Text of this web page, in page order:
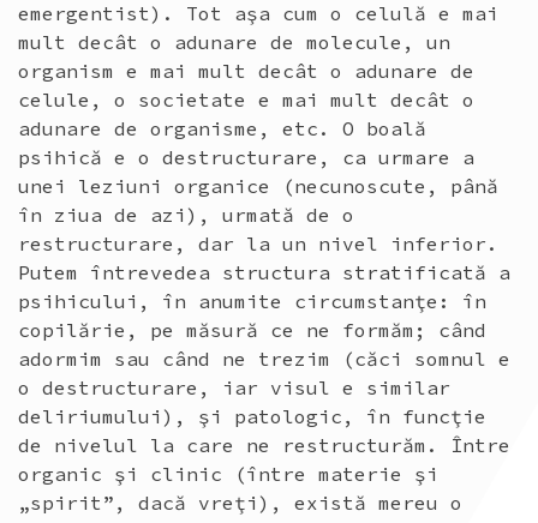
emergentist). Tot aşa cum o celulă e mai
mult decât o adunare de molecule, un
organism e mai mult decât o adunare de
celule, o societate e mai mult decât o
adunare de organisme, etc. O boală
psihică e o destructurare, ca urmare a
unei leziuni organice (necunoscute, până
în ziua de azi), urmată de o
restructurare, dar la un nivel inferior.
Putem întrevedea structura stratificată a
psihicului, în anumite circumstanţe: în
copilărie, pe măsură ce ne formăm; când
adormim sau când ne trezim (căci somnul e
o destructurare, iar visul e similar
deliriumului), şi patologic, în funcţie
de nivelul la care ne restructurăm. Între
organic şi clinic (între materie şi
„spirit”, dacă vreţi), există mereu o